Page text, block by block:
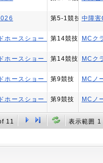
第5-1競技 中障
ホースショー CSI1*-W NASU
第14競技 MCク
ホースショー CSI1*-W NASU
第14競技 MCク
ホースショー CSI1*-W NASU
第9競技 MCノ
ホースショー CSI1*-W NASU
第9競技 MCノ
11 表示範囲